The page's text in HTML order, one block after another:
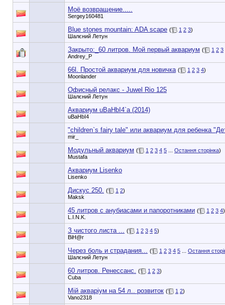
Моё возвращение.....
Sergey160481
Blue stones mountain: ADA scape ( 1 2 3)
Шалєний Летун
Закрыто:_ 60 литров. Мой первый аквариум ( 1 2 3
Andrey_P
66l. Простой аквариум для новичка ( 1 2 3 4)
Moonlander
Офисный релакс - Juwel Rio 125
Шалєний Летун
Аквариум uBaHbI4`a (2014)
uBaHbI4
"children`s fairy tale" или аквариум для ребенка
mir_
Модульный аквариум ( 1 2 3 4 5 Остання сторінка)
Mustafa
Аквариум Lisenko
Lisenko
Дискус 250. ( 1 2)
Maksk
45 литров с анубиасами и папоротниками ( 1 2 3 4)
L.I.N.K.
З чистого листа ... ( 1 2 3 4 5)
BiH@r
Через боль и страдания... ( 1 2 3 4 5
Остання
Шалєний Летун
60 литров. Ренессанс. ( 1 2 3)
Cuba
Мій акваріум на 54 л.. розвиток ( 1 2)
Vano2318